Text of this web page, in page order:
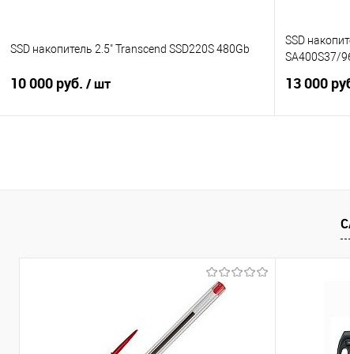
SSD накопитель 2.5" Transcend SSD220S 480Gb
10 000 руб. / шт
Купить в 1 клик
Сравнение
SSD
SA400S37/
13 000
Купить в
В